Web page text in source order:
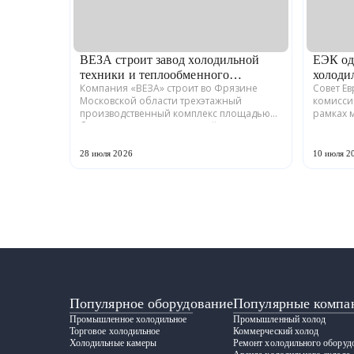
ВЕЗА строит завод холодильной
техники и теплообменного
оборудования
Компания «ВЕЗА» строит во Фрязине
Московской области трехэтажный
производственный комплекс площадью
более 12 тыс. кв. м для серийного выпуска
оборудования. ...
28 июля 2026
ЕЭК
Совет
рамках
10 июля
Популярное оборудование
Промышленное холодильное
Торговое холодильное
Холодильные камеры
Популярные
Промышленный холод
Коммерческий холод
Ремонт холодильного